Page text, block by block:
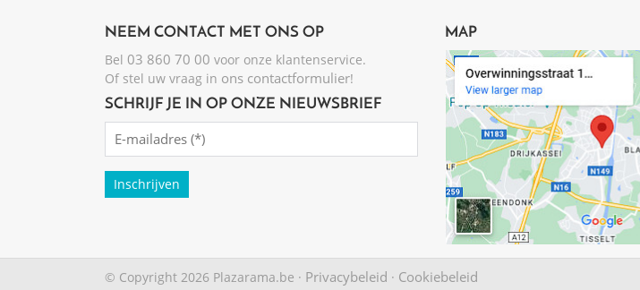
NEEM CONTACT MET ONS OP
Bel 03 860 70 00 voor onze klantenservice.
Of stel uw vraag in ons contactformulier!
SCHRIJF JE IN OP ONZE NIEUWSBRIEF
Emailadres
MAP
© Copyright 2026 Plazarama.be · Privacybeleid · Cookiebeleid